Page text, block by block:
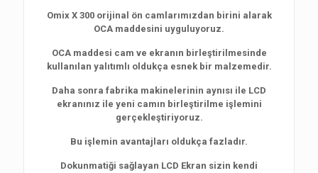
Omix X 300 orijinal ön camlarımızdan birini alarak
OCA maddesini uyguluyoruz.
OCA maddesi cam ve ekranın birleştirilmesinde
kullanılan yalıtımlı oldukça esnek bir malzemedir.
Daha sonra fabrika makinelerinin aynısı ile LCD
ekranınız ile yeni camın birleştirilme işlemini
gerçekleştiriyoruz.
Bu işlemin avantajları oldukça fazladır.
Dokunmatiği sağlayan LCD Ekran sizin kendi